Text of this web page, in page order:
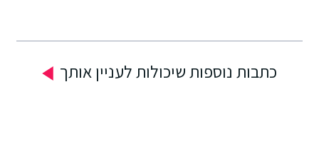
כתבות נוספות שיכולות לעניין אותך